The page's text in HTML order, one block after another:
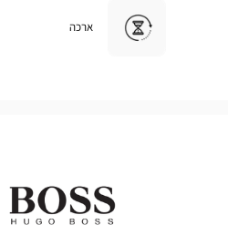
ארכה